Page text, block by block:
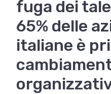
fuga dei
65% delle
italiane è